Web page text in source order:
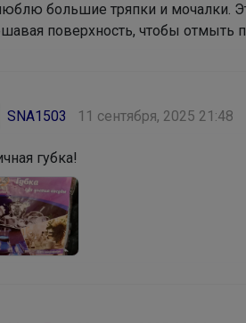
большие тряпки и мочалки.
поверхность, чтобы отмыть
SNA1503 11 сентября, 2025 21:48
губка!